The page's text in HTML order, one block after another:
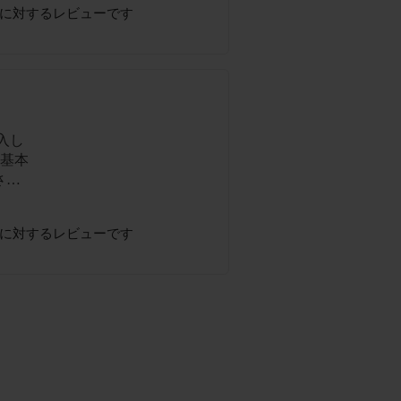
に対するレビューです
し
本
せ
･
が
に対するレビューです